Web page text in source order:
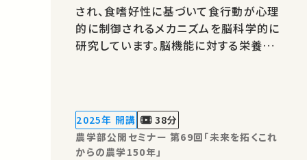
され、食嗜好性に基づいて食行動が心理
的に制御されるメカニズムを脳科学的に
研究しています。脳機能に対する栄養素
農学部
2025年 開講
38分
農学部公開セミナー 第69回「未来を拓くこれ
からの農学150年」